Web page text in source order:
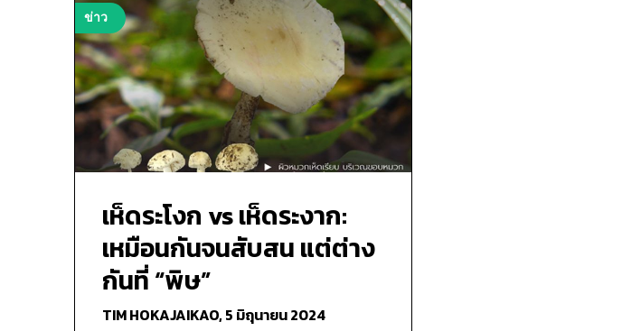
ข่าว
เห็ดระโงก vs เห็ดระงาก:
เหมือนกันจนสับสน แต่ต่าง
กันที่ “พิษ”
TIM HOKAJAIKAO,5 มิถุนายน 2024